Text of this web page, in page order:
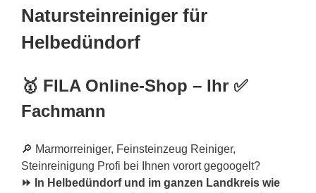
Natursteinreiniger für
Helbedündorf
🥇 FILA Online-Shop – Ihr ✅
Fachmann
🔎 Marmorreiniger, Feinsteinzeug Reiniger,
Steinreinigung Profi bei Ihnen vorort gegoogelt?
⏩ In Helbedündorf und im ganzen Landkreis wie